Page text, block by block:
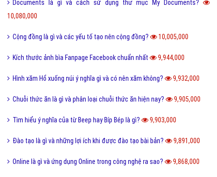
Documents là gì và cách sử dụng thư mục My Documents?
10,080,000
Cộng đồng là gì và các yếu tố tạo nên cộng đồng? 10,005,000
Kích thước ảnh bìa Fanpage Facebook chuẩn nhất 9,944,000
Hình xăm Hổ xuống núi ý nghĩa gì và có nên xăm không? 9,932,000
Chuỗi thức ăn là gì và phân loại chuỗi thức ăn hiện nay? 9,905,000
Tìm hiểu ý nghĩa của từ Beep hay Bíp Bép là gì? 9,903,000
Đào tạo là gì và những lợi ích khi được đào tạo bài bản? 9,891,000
Online là gì và ứng dụng Online trong công nghệ ra sao? 9,868,000